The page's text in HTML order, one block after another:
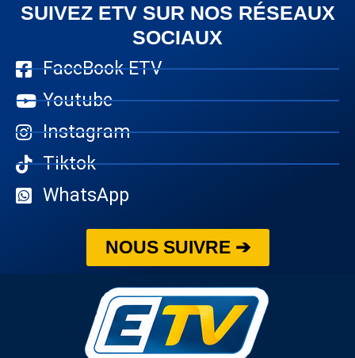
SUIVEZ ETV SUR NOS RÉSEAUX
SOCIAUX
FaceBook ETV
Youtube
Instagram
Tiktok
WhatsApp
NOUS SUIVRE ➔